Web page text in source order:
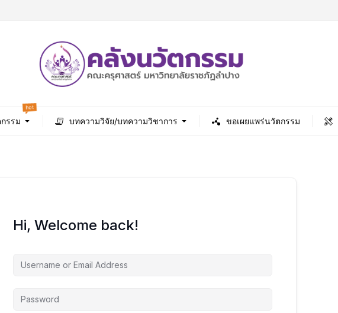
รรม
hot
บทความวิจัย/บทความวิชาการ ขอเผยแพร่นวัตกรรม
Hi, Welcome back!